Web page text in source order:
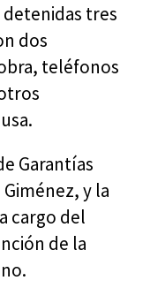
tres
dos
teléfonos
Garantías
y la
cargo del
de la